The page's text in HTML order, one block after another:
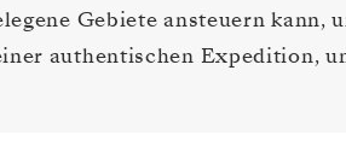
Gebiete ansteuern
authentischen Expedition,